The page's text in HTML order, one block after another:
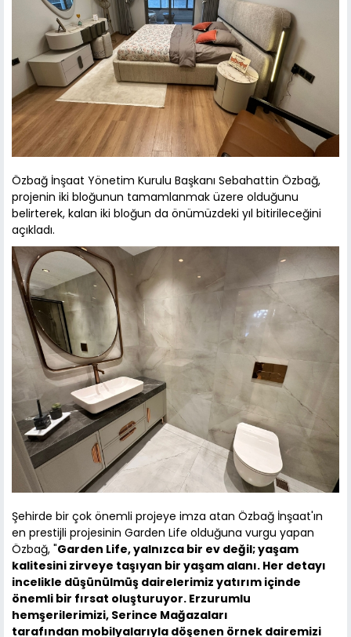
Özbağ İnşaat Yönetim Kurulu Başkanı Sebahattin Özbağ,
projenin iki bloğunun tamamlanmak üzere olduğunu
belirterek, kalan iki bloğun da önümüzdeki yıl bitirileceğini
açıkladı.
Şehirde bir çok önemli projeye imza atan Özbağ İnşaat'ın
en prestijli projesinin Garden Life olduğuna vurgu yapan
Özbağ, "Garden Life, yalnızca bir ev değil; yaşam
kalitesini zirveye taşıyan bir yaşam alanı. Her detayı
incelikle düşünülmüş dairelerimiz yatırım içinde
önemli bir fırsat oluşturuyor. Erzurumlu
hemşerilerimizi, Serince Mağazaları
tarafından mobilyalarıyla döşenen örnek dairemizi